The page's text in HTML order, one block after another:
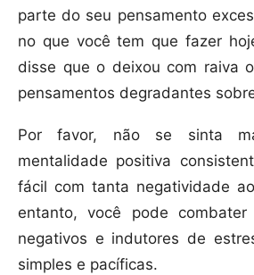
parte do seu pensamento
no que você tem que fazer
disse que o deixou com raiva
pensamentos degradantes
Por favor, não se sinta
mentalidade positiva
fácil com tanta negatividade
entanto, você pode combater
negativos e indutores de
simples e pacíficas.